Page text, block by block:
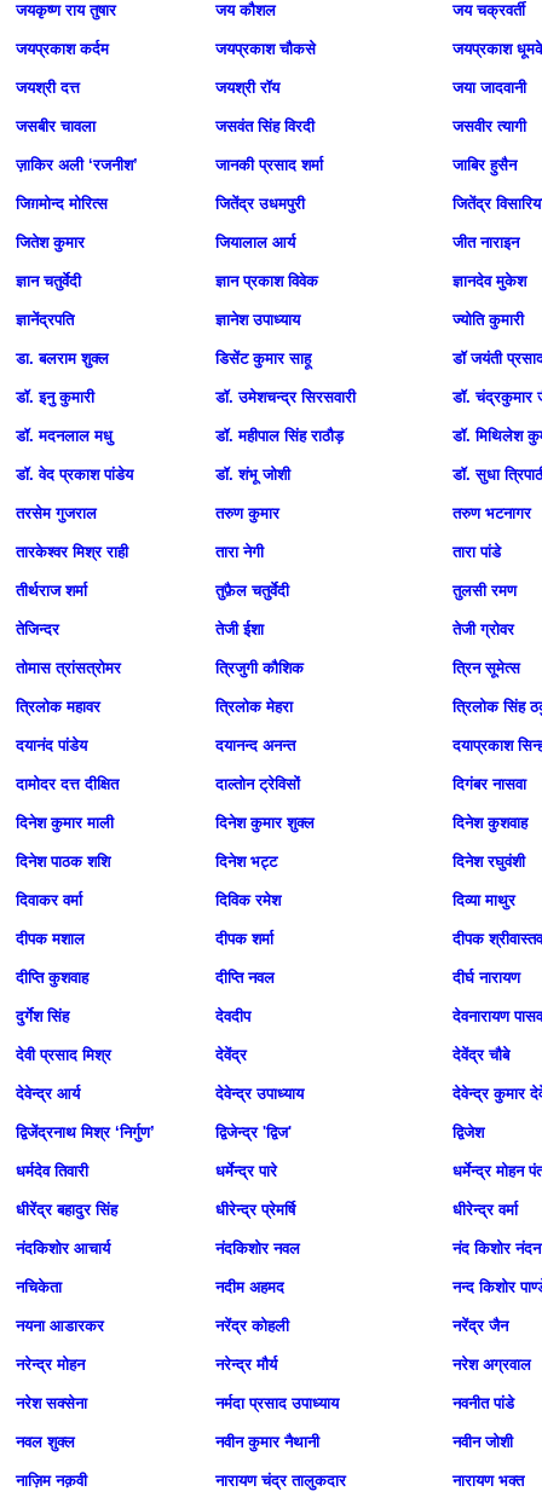
जयकृष्ण राय तुषार जय कौशल जय चक्रवर्ती
जयप्रकाश कर्दम जयप्रकाश चौकसे जयप्रकाश
जयश्री दत्त जयश्री रॉय जया जादवानी
जसबीर चावला जसवंत सिंह विरदी जसवीर त्यागी
ज़ाकिर अली ‘रजनीश’ जानकी प्रसाद शर्मा जाबिर हुसैन
जिग़मोन्द मोरित्स जितेंद्र उधमपुरी जितेंद्र
जितेश कुमार जियालाल आर्य जीत नाराइन
ज्ञान चतुर्वेदी ज्ञान प्रकाश विवेक ज्ञानदेव मुकेश
ज्ञानेंद्रपति ज्ञानेश उपाध्याय ज्योति कुमारी
डा. बलराम शुक्ल डिसेंट कुमार साहू डॉ जयंती
डॉ. इनु कुमारी डॉ. उमेशचन्द्र सिरसवारी डॉ. चंद्रकुमार
डॉ. मदनलाल मधु डॉ. महीपाल सिंह राठौड़ डॉ. मिथिलेश
डॉ. वेद प्रकाश पांडेय डॉ. शंभू जोशी डॉ. सुधा
तरसेम गुजराल तरुण कुमार तरुण भटनागर
तारकेश्वर मिश्र राही तारा नेगी तारा पांडे
तीर्थराज शर्मा तुफ़ैल चतुर्वेदी तुलसी रमण
तेजिन्दर तेजी ईशा तेजी ग्रोवर
तोमास त्रांसत्रोमर त्रिजुगी कौशिक त्रिन सूमेत्स
त्रिलोक महावर त्रिलोक मेहरा त्रिलोक सिंह
दयानंद पांडेय दयानन्द अनन्त दयाप्रकाश
दामोदर दत्त दीक्षित दाल्तोन ट्रेविसों दिगंबर नासवा
दिनेश कुमार माली दिनेश कुमार शुक्ल दिनेश कुशवाह
दिनेश पाठक शशि दिनेश भट्ट दिनेश रघुवंशी
दिवाकर वर्मा दिविक रमेश दिव्या माथुर
दीपक मशाल दीपक शर्मा दीपक श्रीवास्तव
दीप्ति कुशवाह दीप्ति नवल दीर्घ नारायण
दुर्गेश सिंह देवदीप देवनारायण
देवी प्रसाद मिश्र देवेंद्र देवेंद्र चौबे
देवेन्द्र आर्य देवेन्द्र उपाध्याय देवेन्द्र कुमार
द्विजेंद्रनाथ मिश्र ‘निर्गुण’ द्विजेन्द्र 'द्विज' द्विजेश
धर्मदेव तिवारी धर्मेन्द्र पारे धर्मेन्द्र मोहन
धीरेंद्र बहादुर सिंह धीरेन्द्र प्रेमर्षि धीरेन्द्र वर्मा
नंदकिशोर आचार्य नंदकिशोर नवल नंद किशोर नंदन
नचिकेता नदीम अहमद नन्द किशोर
नयना आडारकर नरेंद्र कोहली नरेंद्र जैन
नरेन्द्र मोहन नरेन्द्र मौर्य नरेश अग्रवाल
नरेश सक्सेना नर्मदा प्रसाद उपाध्याय नवनीत पांडे
नवल शुक्ल नवीन कुमार नैथानी नवीन जोशी
नाज़िम नक़वी नारायण चंद्र तालुकदार नारायण भक्त